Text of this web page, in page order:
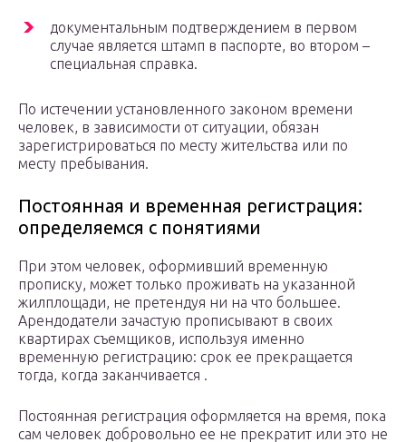
документальным подтверждением в первом
случае является штамп в паспорте, во втором –
специальная справка.
По истечении установленного законом времени
человек, в зависимости от ситуации, обязан
зарегистрироваться по месту жительства или по
месту пребывания.
Постоянная и временная регистрация:
определяемся с понятиями
При этом человек, оформивший временную
прописку, может только проживать на указанной
жилплощади, не претендуя ни на что большее.
Арендодатели зачастую прописывают в своих
квартирах съемщиков, используя именно
временную регистрацию: срок ее прекращается
тогда, когда заканчивается .
Постоянная регистрация оформляется на время, пока
сам человек добровольно ее не прекратит или это не